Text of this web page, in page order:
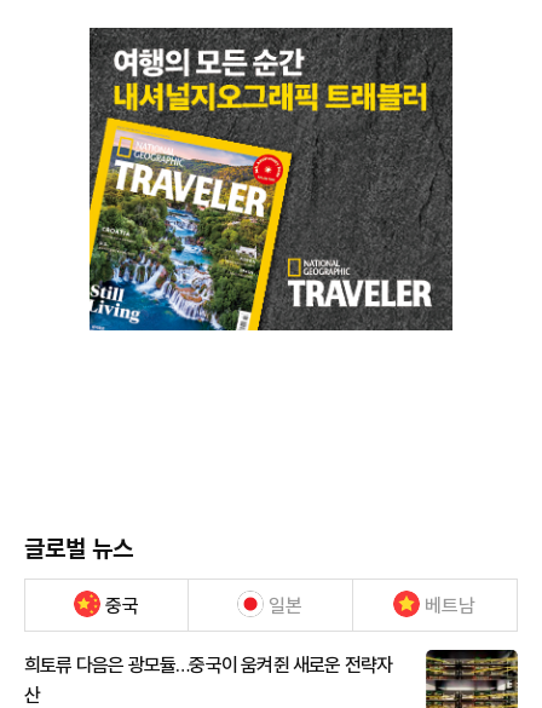
글로벌 뉴스
중국 일본 베트남
희토류 다음은 광모듈…중국이 움켜쥔 새로운 전략자
산